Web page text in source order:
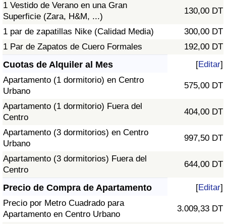
1 Vestido de Verano en una Gran
Superficie (Zara, H&M, ...)
130,00 DT
1 par de zapatillas Nike (Calidad Media)
300,00 DT
1 Par de Zapatos de Cuero Formales
192,00 DT
Cuotas de Alquiler al Mes [Editar]
Apartamento (1 dormitorio) en Centro
Urbano
575,00 DT
Apartamento (1 dormitorio) Fuera del
Centro
404,00 DT
Apartamento (3 dormitorios) en Centro
Urbano
997,50 DT
Apartamento (3 dormitorios) Fuera del
Centro
644,00 DT
Precio de Compra de Apartamento [Editar]
Precio por Metro Cuadrado para
Apartamento en Centro Urbano
3.009,33 DT